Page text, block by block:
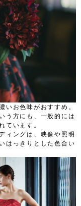
いお色味がおすすめ。
う方にも、一般的には
ています。
ィングは、映像や照明
はっきりとした色合い